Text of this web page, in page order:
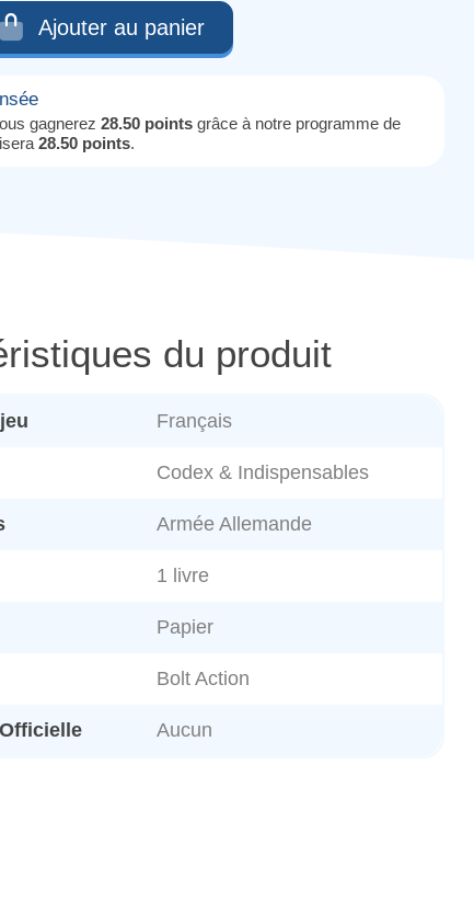
Ajouter au panier
gagnerez 28.50 points grâce à notre programme de
28.50 points.
du produit
Français
Codex & Indispensables
Armée Allemande
1 livre
Papier
Bolt Action
Aucun